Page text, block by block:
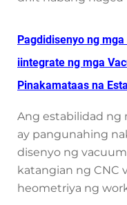
Pagdidisenyo ng
iintegrate ng mga
Pinakamataas na
Ang estabilidad ng
ay pangunahing
disenyo ng
katangian ng CNC
heometriya ng